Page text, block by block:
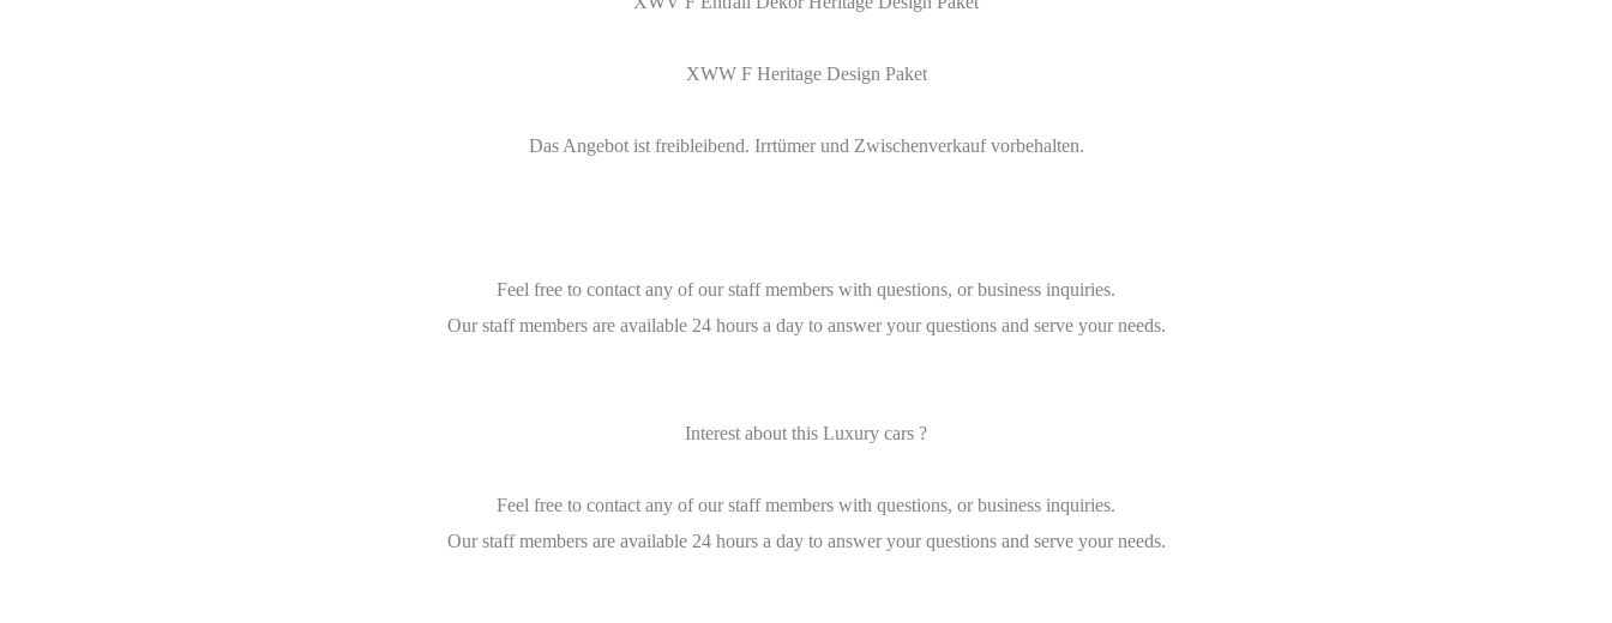
XWW F Heritage Design Paket
Das Angebot ist freibleibend. Irrtümer und Zwischenverkauf vorbehalten.
Feel free to contact any of our staff members with questions, or business inquiries.
Our staff members are available 24 hours a day to answer your questions and serve your needs.
Interest about this Luxury cars ?
Feel free to contact any of our staff members with questions, or business inquiries.
Our staff members are available 24 hours a day to answer your questions and serve your needs.